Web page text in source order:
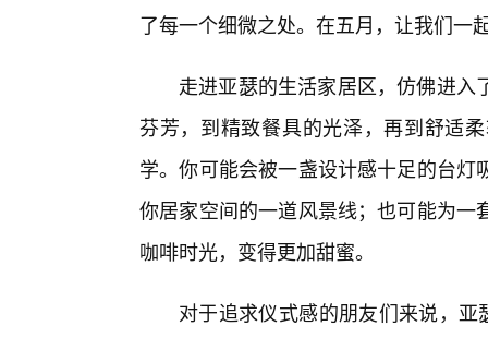
了每一个细微之处。在五月，让我们一
走进亚瑟的生活家居区，仿佛进
芬芳，到精致餐具的光泽，再到舒适
学。你可能会被一盏设计感十足的台
你居家空间的一道风景线；也可能为
咖啡时光，变得更加甜蜜。
对于追求仪式感的朋友们来说，亚